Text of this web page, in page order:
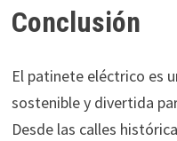
Conclusión
El patinete eléctrico es
sostenible y divertida
Desde las calles